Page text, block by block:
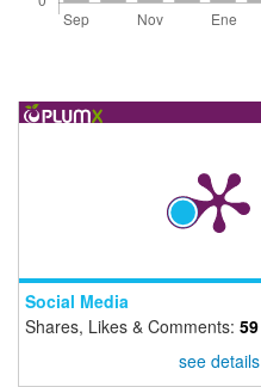
Social Media
Shares, Likes & Comments: 59
see details